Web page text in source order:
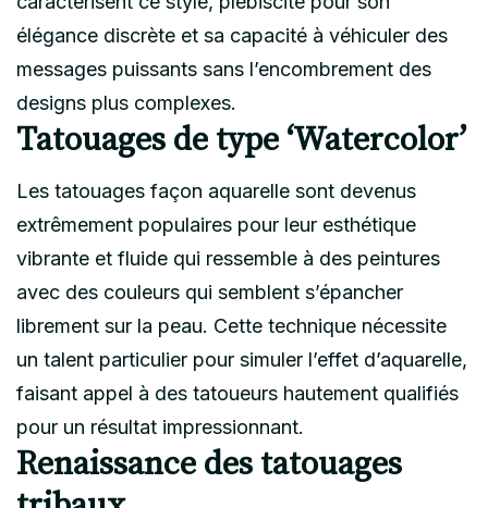
élégance discrète et sa capacité à véhiculer des
messages puissants sans l’encombrement des
designs plus complexes.
Tatouages de type ‘Watercolor’
Les tatouages façon aquarelle sont devenus
extrêmement populaires pour leur esthétique
vibrante et fluide qui ressemble à des peintures
avec des couleurs qui semblent s’épancher
librement sur la peau. Cette technique nécessite
un talent particulier pour simuler l’effet d’aquarelle,
faisant appel à des tatoueurs hautement qualifiés
pour un résultat impressionnant.
Renaissance des tatouages